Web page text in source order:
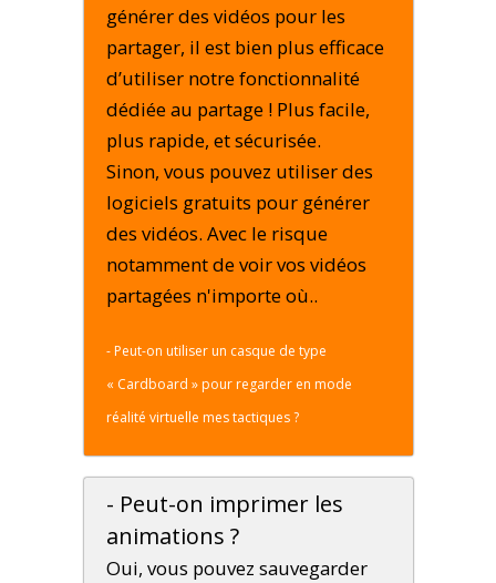
générer des vidéos pour les
partager, il est bien plus efficace
d’utiliser notre fonctionnalité
dédiée au partage ! Plus facile,
plus rapide, et sécurisée.
Sinon, vous pouvez utiliser des
logiciels gratuits pour générer
des vidéos. Avec le risque
notamment de voir vos vidéos
partagées n'importe où..
- Peut-on utiliser un casque de type
« Cardboard » pour regarder en mode
réalité virtuelle mes tactiques ?
- Peut-on imprimer les
animations ?
Oui, vous pouvez sauvegarder